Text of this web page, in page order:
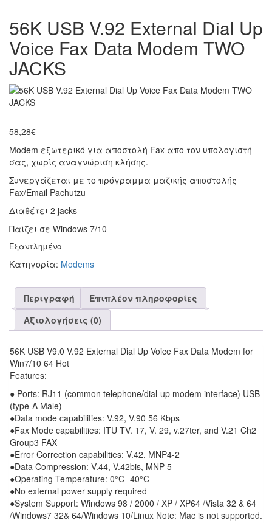
56K USB V.92 External Dial Up
Voice Fax Data Modem TWO
JACKS
58,28€
Modem εξωτερικό για αποστολή Fax απο τον υπολογιστή
σας, χωρίς αναγνώριση κλήσης.
Συνεργάζεται με το πρόγραμμα μαζικής αποστολής
Fax/Email Pachutzu
Διαθέτει 2 jacks
Παίζει σε Windows 7/10
Εξαντλημένο
Κατηγορία: Modems
Περιγραφή
Επιπλέον πληροφορίες
Αξιολογήσεις (0)
56K USB V9.0 V.92 External Dial Up Voice Fax Data Modem for
Win7/10 64 Hot
Features:
● Ports: RJ11 (common telephone/dial-up modem interface) USB
(type-A Male)
●Data mode capabilities: V.92, V.90 56 Kbps
●Fax Mode capabilities: ITU TV. 17, V. 29, v.27ter, and V.21 Ch2
Group3 FAX
●Error Correction capabilities: V.42, MNP4-2
●Data Compression: V.44, V.42bis, MNP 5
●Operating Temperature: 0°C- 40°C
●No external power supply required
●System Support: Windows 98 / 2000 / XP / XP64 /Vista 32 & 64
/Windows7 32& 64/Windows 10/Linux Note: Mac is not supported.